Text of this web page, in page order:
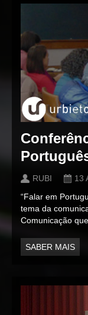
RUBI 13
“Falar em
tema da
Comunicação
SABER MAIS